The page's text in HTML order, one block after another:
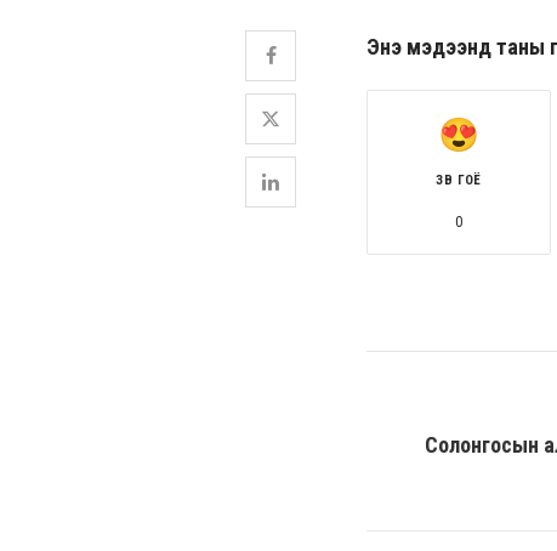
Энэ мэдээнд таны
ЗӨВ ГОЁ
0
Солонгосын